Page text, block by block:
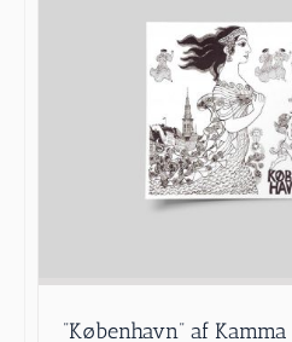
”København” af